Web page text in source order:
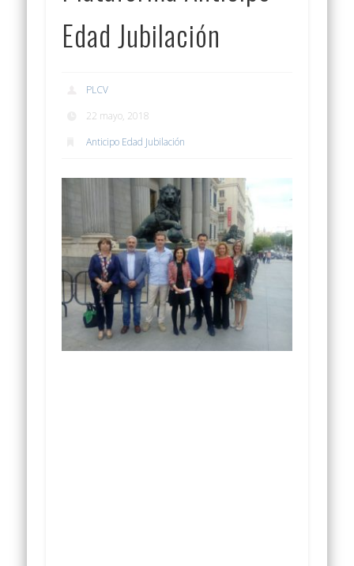
Edad Jubilación
PLCV
22 mayo, 2018
Anticipo Edad Jubilación